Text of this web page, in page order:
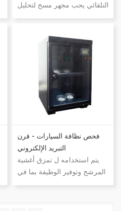
التلقائي يحب مجهر مسح لتحليل
جزيئات الشوائب على غشاء
معلومات الملوثات إلى الكمبيوتر
للحصول على إقرار بنوع
الملوثات والكمية والحجم وما
إلى ذلك، وإنشاء تقرير عن
فحص نظافة السيارات - فرن
التبريد الإلكتروني
يتم استخدامه ل تمزق أغشية
المرشح وتوفير الوظيفة بما في
ذلك التبريد، وعزل الرطوبة،